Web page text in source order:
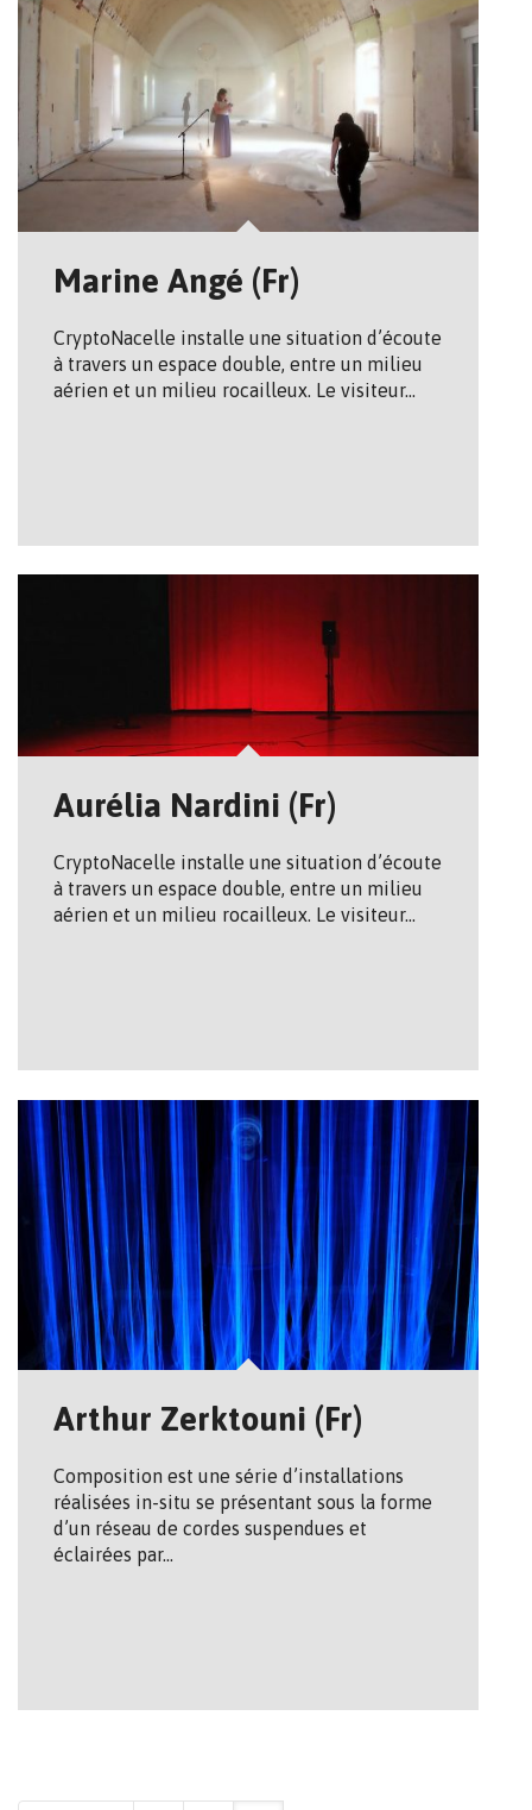
Marine Angé (Fr)
Crypto­Nacelle installe une situation d’écoute
à travers un espace double, entre un milieu
aérien et un milieu rocailleux. Le visiteur…
Aurélia Nardini (Fr)
Crypto­Nacelle installe une situation d’écoute
à travers un espace double, entre un milieu
aérien et un milieu rocailleux. Le visiteur…
Arthur Zerktouni (Fr)
Composition est une série d’installations
réalisées in-situ se présentant sous la forme
d’un réseau de cordes suspendues et
éclairées par…